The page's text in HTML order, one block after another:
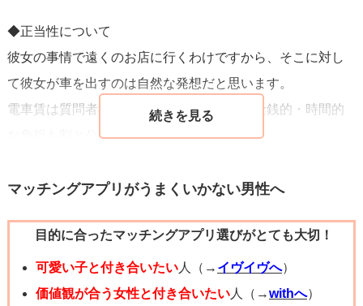
と見せておくと、よりお相手は安心されると思います。
相談内容に書かれていた内容を、そのままお相手に伝えて
みませんか？
たとえば、「お願いしちゃった後に、冷静に考えたらタク
シーでも何でも使って自力でも行けるのに、本当に良いの
初対面の男のふたりって、女性からしたら怖かったりしま
すよね。配慮が足りなかった気がして…でも、僕、安全な
ので！」みたいに、正直な気持ちと、柔らかい雰囲気にな
るような一言を添えてみるのはどうでしょう？
そして、(そのつもりかもしれませんが)お礼とでも言ってご
◆正当性について
彼女の事情で遠くのお店に行くわけですから、そこに対し
て彼女が車を出すのは自然な発想だと思います。
電車賃は質問者様が負担していますから、金銭的・時間的
な負担も割と公平。
車を持っていないと蓄財しやすいメリットがありますか
ていません）
◆密室が良くない理由
マッチングアプリがうまくいかない男性へ
目的に合ったマッチングアプリ選びがとても大切！
可愛い子と付き合いたい人（→ イヴイヴへ）
価値観が合う女性と付き合いたい人（→withへ）